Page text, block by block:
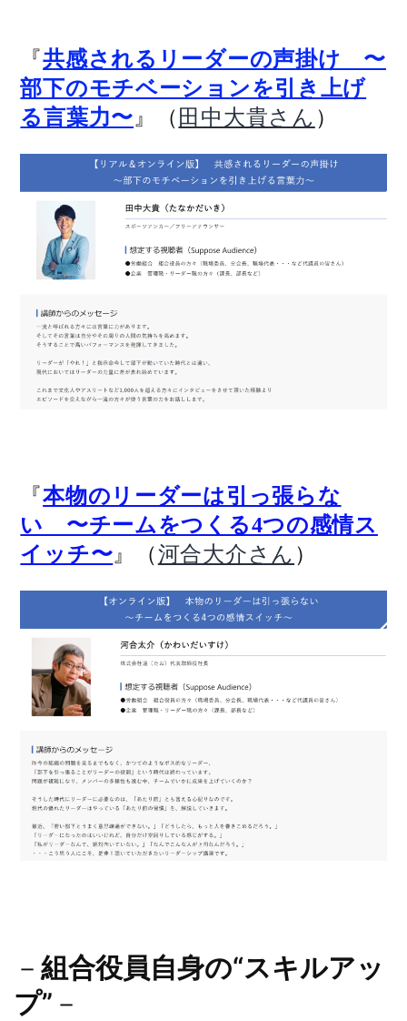
『共感されるリーダーの声掛け 〜
部下のモチベーションを引き上げ
る言葉力〜 』（ 田中大貴さん ）
『本物のリーダーは引っ張らな
い 〜チームをつくる4つの感情ス
イッチ〜 』（河合大介さん ）
－ 組合役員自身の“スキルアッ
プ” －